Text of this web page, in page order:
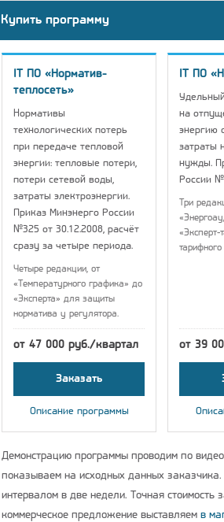
Купить программу
IT ПО «Норматив-
теплосеть»
Нормативы
технологических потерь
при передаче тепловой
энергии: тепловые потери,
потери сетевой воды,
затраты электроэнергии.
Приказ Минэнерго России
№325 от 30.12.2008, расчёт
сразу за четыре периода.
Четыре редакции, от
«Температурного графика» до
«Эксперта» для защиты
норматива у регулятора.
от 47 000 руб./квартал
Заказать
Описание программы
IT ПО
на
энергию
затраты
нужды.
России
Три
от 39
Демонстрацию программы проводим по
показываем на исходных данных
интервалом в две недели. Точная стоимость
коммерческое предложение выставляем в